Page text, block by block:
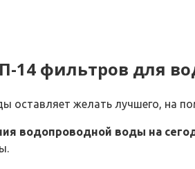
14 фильтров для
оставляет желать лучшего, на
водопроводной воды на